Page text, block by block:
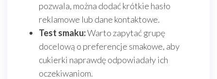
pozwala, można dodać krótkie hasło
reklamowe lub dane kontaktowe.
Test smaku:Warto zapytać grupę
docelową o preferencje smakowe, aby
cukierki naprawdę odpowiadały ich
oczekiwaniom.